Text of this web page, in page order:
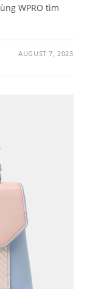
WPRO tìm
AUGUST 7, 2023